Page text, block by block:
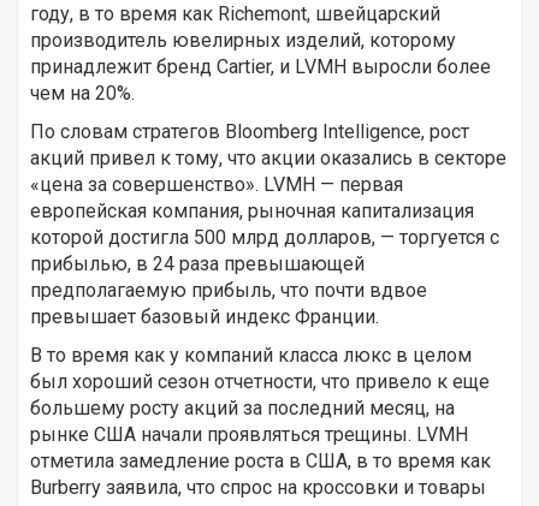
году, в то время как Richemont, швейцарский
производитель ювелирных изделий, которому
принадлежит бренд Cartier, и LVMH выросли более
чем на 20%.
По словам стратегов Bloomberg Intelligence, рост
акций привел к тому, что акции оказались в секторе
«цена за совершенство». LVMH — первая
европейская компания, рыночная капитализация
которой достигла 500 млрд долларов, — торгуется с
прибылью, в 24 раза превышающей
предполагаемую прибыль, что почти вдвое
превышает базовый индекс Франции.
В то время как у компаний класса люкс в целом
был хороший сезон отчетности, что привело к еще
большему росту акций за последний месяц, на
рынке США начали проявляться трещины. LVMH
отметила замедление роста в США, в то время как
Burberry заявила, что спрос на кроссовки и товары